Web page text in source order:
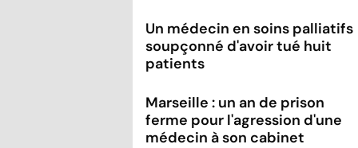
Un médecin en soins palliatifs
soupçonné d'avoir tué huit
patients
Marseille : un an de prison
ferme pour l'agression d'une
médecin à son cabinet